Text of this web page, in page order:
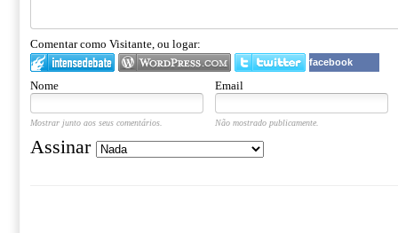
Comentar como Visitante, ou logar:
facebook
Nome Email
Mostrar junto aos seus comentários. Não mostrado publicamente.
Assinar